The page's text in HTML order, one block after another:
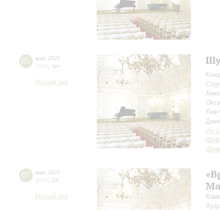
05 мая 2022
19:00 Чт
Малый зал
Лев
07 мая 2022
19:00 Сб
Малый зал